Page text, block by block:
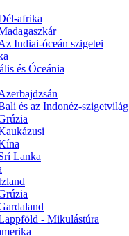
afrika
Indiai-óceán szigetei
és Óceánia
és az Indonéz-szigetvilág
Lanka
- Mikulástúra